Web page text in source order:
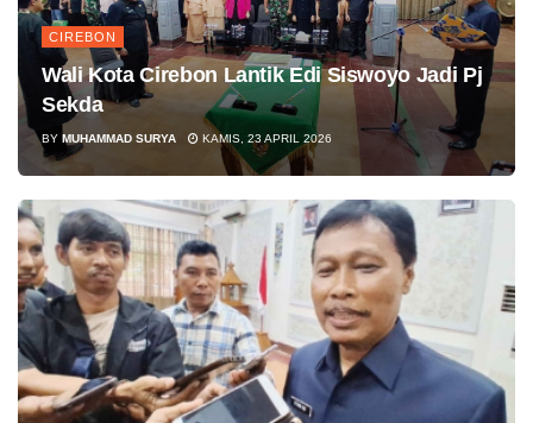
CIREBON
Wali Kota Cirebon Lantik Edi Siswoyo Jadi Pj
Sekda
BY MUHAMMAD SURYA KAMIS, 23 APRIL 2026